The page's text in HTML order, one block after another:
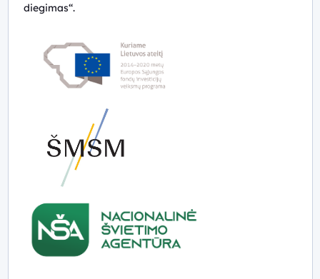
diegimas“.